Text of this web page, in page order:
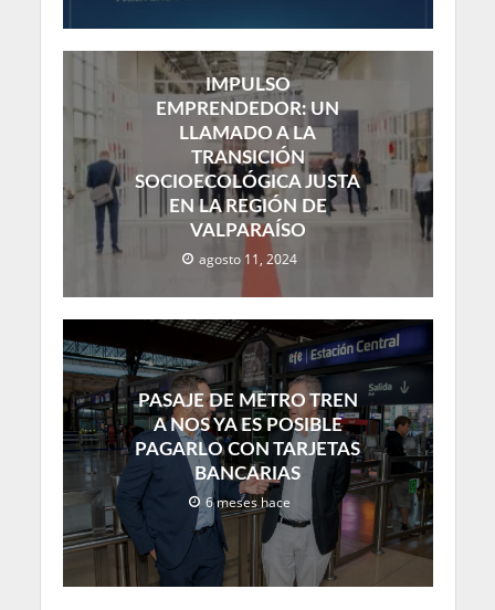
IMPULSO
EMPRENDEDOR: UN
LLAMADO A LA
TRANSICIÓN
SOCIOECOLÓGICA JUSTA
EN LA REGIÓN DE
VALPARAÍSO
agosto 11, 2024
PASAJE DE METRO TREN
A NOS YA ES POSIBLE
PAGARLO CON TARJETAS
BANCARIAS
6 meses hace